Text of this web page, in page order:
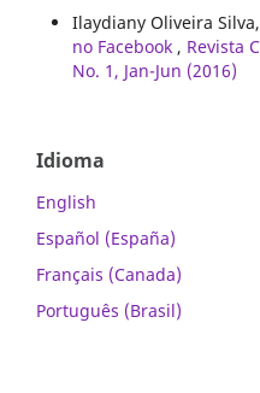
Ilaydiany Oliveira Silva,
no Facebook , Revista
No. 1, Jan-Jun (2016)
Idioma
English
Español (España)
Français (Canada)
Português (Brasil)